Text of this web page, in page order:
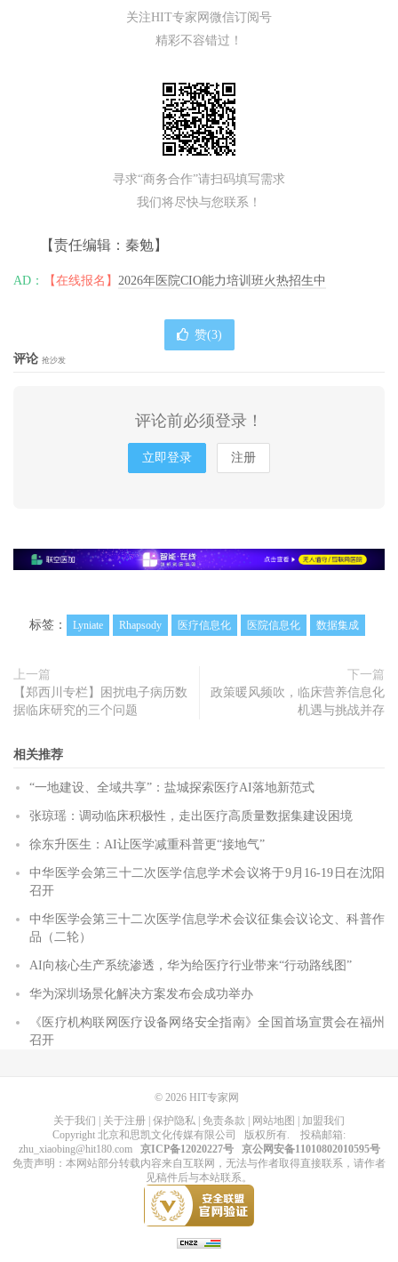
关注HIT专家网微信订阅号
精彩不容错过！
寻求“商务合作”请扫码填写需求
我们将尽快与您联系！
【责任编辑：秦勉】
AD： 【在线报名】 2026年医院CIO能力培训班火热招生中
赞(3)
评论 抢沙发
评论前必须登录！
立即登录 注册
标签： Lyniate Rhapsody 医疗信息化 医院信息化 数据集成
上一篇
【郑西川专栏】困扰电子病历数
据临床研究的三个问题
下一篇
政策暖风频吹，临床营养信息化
机遇与挑战并存
相关推荐
“一地建设、全域共享”：盐城探索医疗AI落地新范式
张琼瑶：调动临床积极性，走出医疗高质量数据集建设困境
徐东升医生：AI让医学减重科普更“接地气”
中华医学会第三十二次医学信息学术会议将于9月16-19日在沈阳
召开
中华医学会第三十二次医学信息学术会议征集会议论文、科普作
品（二轮）
AI向核心生产系统渗透，华为给医疗行业带来“行动路线图”
华为深圳场景化解决方案发布会成功举办
《医疗机构联网医疗设备网络安全指南》全国首场宣贯会在福州
召开
© 2026 HIT专家网
关于我们
关于注册 保护隐私 免责条款 网站地图
加盟我们
Copyright 北京和思凯文化传媒有限公司 版权所有. 投稿邮箱:
zhu_xiaobing@hit180.com
京ICP备12020227号
京公网安备11010802010595号
免责声明：本网站部分转载内容来自互联网，无法与作者取得直接联系，请作者
见稿件后与本站联系。